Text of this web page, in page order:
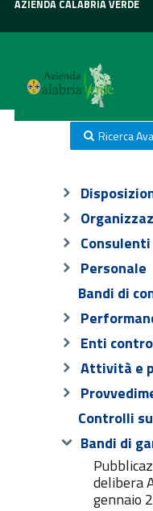
AZIENDA CALABRIA VERDE
Ricerca
Personale
Bandi di
Enti
Attività e
Controlli
Bandi di
delibera
gennaio